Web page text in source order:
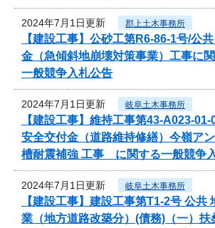
2024年7月1日更新 郡上土木事務所
【建設工事】公砂工第R6-86-1号/公
金（急傾斜地崩壊対策事業）工事に
一般競争入札公告
2024年7月1日更新 岐阜土木事務所
【建設工事】維持工事第43-A023-01-
安全交付金（道路維持修繕）今嶺ア
槽耐震補強 工事 に関する一般競争
2024年7月1日更新 岐阜土木事務所
【建設工事】建設工事第T1-2号 公共
業（地方道路改築分）(債務)（一）扶